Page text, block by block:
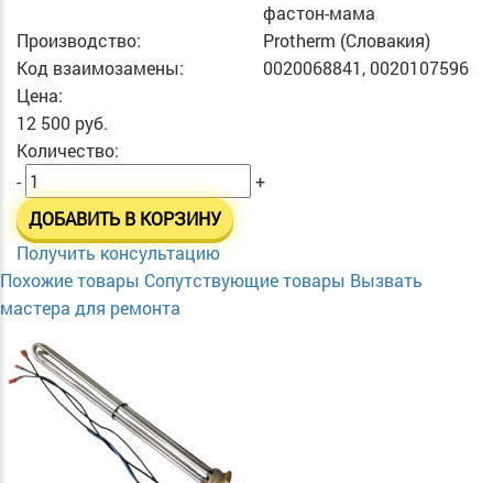
фастон-мама
Производство:
Protherm (Словакия)
Код взаимозамены:
0020068841, 0020107596
Цена:
12 500 руб.
Количество:
-
+
ДОБАВИТЬ В КОРЗИНУ
Получить консультацию
Похожие товары Сопутствующие товары Вызвать
мастера для ремонта